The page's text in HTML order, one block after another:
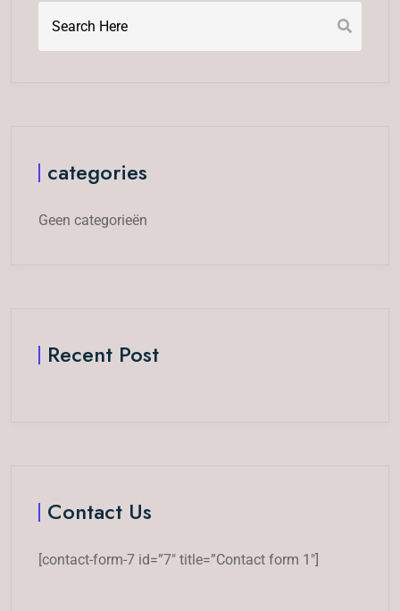
categories
Geen categorieën
Recent Post
Contact Us
[contact-form-7 id=”7″ title=”Contact form 1″]